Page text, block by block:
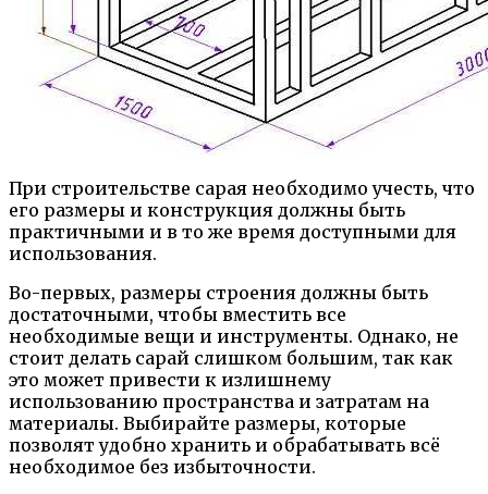
При строительстве сарая необходимо учесть, что
его размеры и конструкция должны быть
практичными и в то же время доступными для
использования.
Во-первых, размеры строения должны быть
достаточными, чтобы вместить все
необходимые вещи и инструменты. Однако, не
стоит делать сарай слишком большим, так как
это может привести к излишнему
использованию пространства и затратам на
материалы. Выбирайте размеры, которые
позволят удобно хранить и обрабатывать всё
необходимое без избыточности.